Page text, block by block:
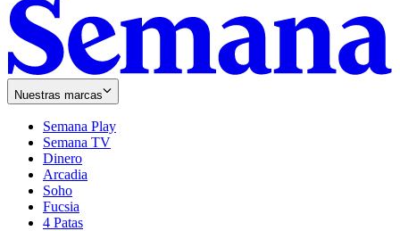
Nuestras marcas
Semana Play
Semana TV
Dinero
Arcadia
Soho
in
new
Fucsia
in
4 Patas